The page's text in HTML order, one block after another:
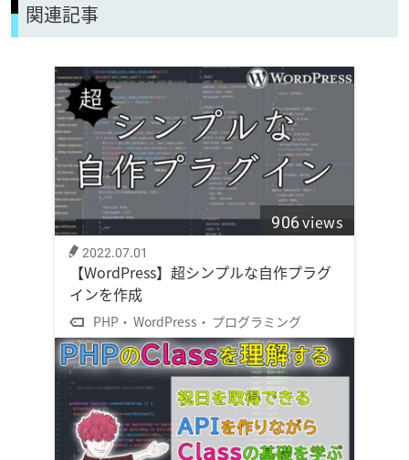
関連記事
906views
2022.07.01
【WordPress】超シンプルな自作プラグ
インを作成
PHP WordPress プログラミング